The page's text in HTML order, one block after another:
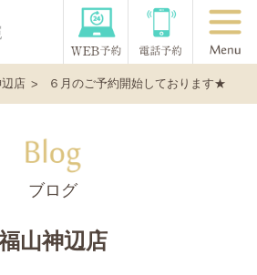
店 ６月のご予約開始しております★
ブログ
山神辺店